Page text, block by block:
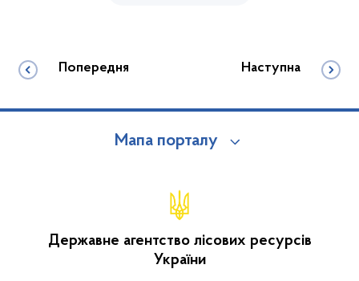
Попередня Наступна
Мапа порталу
Державне агентство лісових ресурсів
України